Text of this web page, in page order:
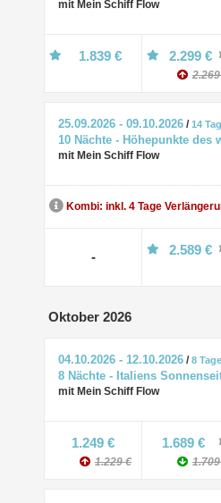
mit Mein Schiff Flow
1.839 € 2.299 €
25.09.2026 - 09.10.2026 /14
10 Nächte - Höhepunkte
mit Mein Schiff Flow
Kombi: inkl. 4 Tage
- 2.589 €
Oktober 2026
04.10.2026 - 12.10.2026 /8 Tage
8 Nächte - Italiens
mit Mein Schiff Flow
1.249 €
1.229 €
1.689 €